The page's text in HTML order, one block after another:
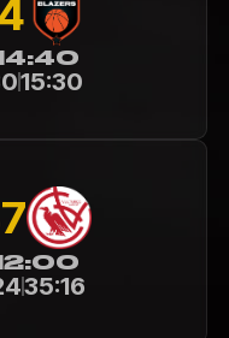
15:30
35:16